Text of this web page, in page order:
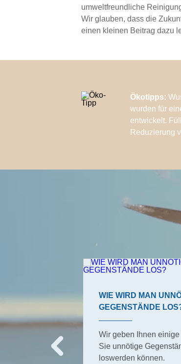
umweltfreundliche
Wir glauben, dass die
einen kleinen Beitrag dazu
Ökotipps:
wurden für
entwickelt.
Reduzierung
häufige
Bio-
WIE WIRD MAN
GEGENSTÄNDE
Wir geben Ihnen
Sie unnötige
loswerden können.